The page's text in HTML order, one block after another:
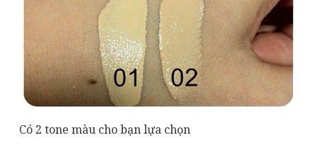
Có 2 tone màu cho bạn lựa chọn